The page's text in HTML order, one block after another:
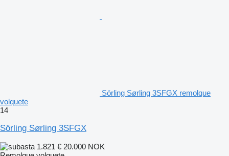
Sörling Sørling 3SFGX remolque
volquete
14
Sörling Sørling 3SFGX
1.821 € 20.000 NOK